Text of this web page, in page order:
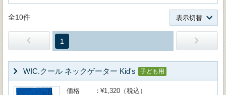
全10件 表示切替
1
WIC.クール ネックゲーター Kid's 子ども用
価格
¥1,320（税込）